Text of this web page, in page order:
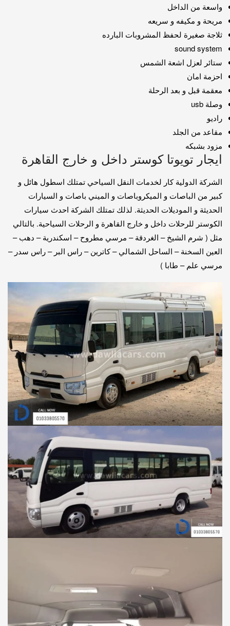
واسعة من الداخل
مريحة و مكيفه و سريعه
ثلاجة صغيرة لحفظ المشروبات البارده
sound system
ستائر لعزل اشعة الشمس
احزمة امان
معقمة قبل و بعد الرحلة
وصلة usb
راديو
مقاعد من الجلد
مزود بشبكه
ايجار تويوتا كوستر داخل و خارج القاهرة
الشركة الدولية كار لخدمات النقل السياحي تمتلك اسطول هائل و
كبير من الباصات و الميكروباصات و الميني باصات و السيارات
الحديثة و الموديلات الحديثة. لذلك تمتلك الشركة احدث سيارات
الكوستر للرحلات داخل و خارج القاهرة و الرحلات السياحية. بالتالي
مثل ( شرم الشيخ – الغردقة – مرسي مطروح – اسكندرية – دهب –
العين السخنة – الساحل الشمالي – كاترين – راس البر – راس سدر –
مرسي علم – طابا )